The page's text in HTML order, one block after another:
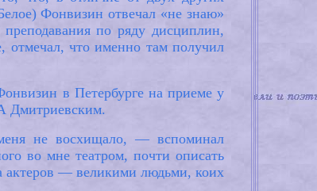
Фонвизин отвечал «не знаю»
по ряду дисциплин,
отмечал, что именно там получил
в Петербурге на приеме у
Дмитриевским.
меня не восхищало, — вспоминал
во мне театром, почти описать
актеров — великими людьми, коих